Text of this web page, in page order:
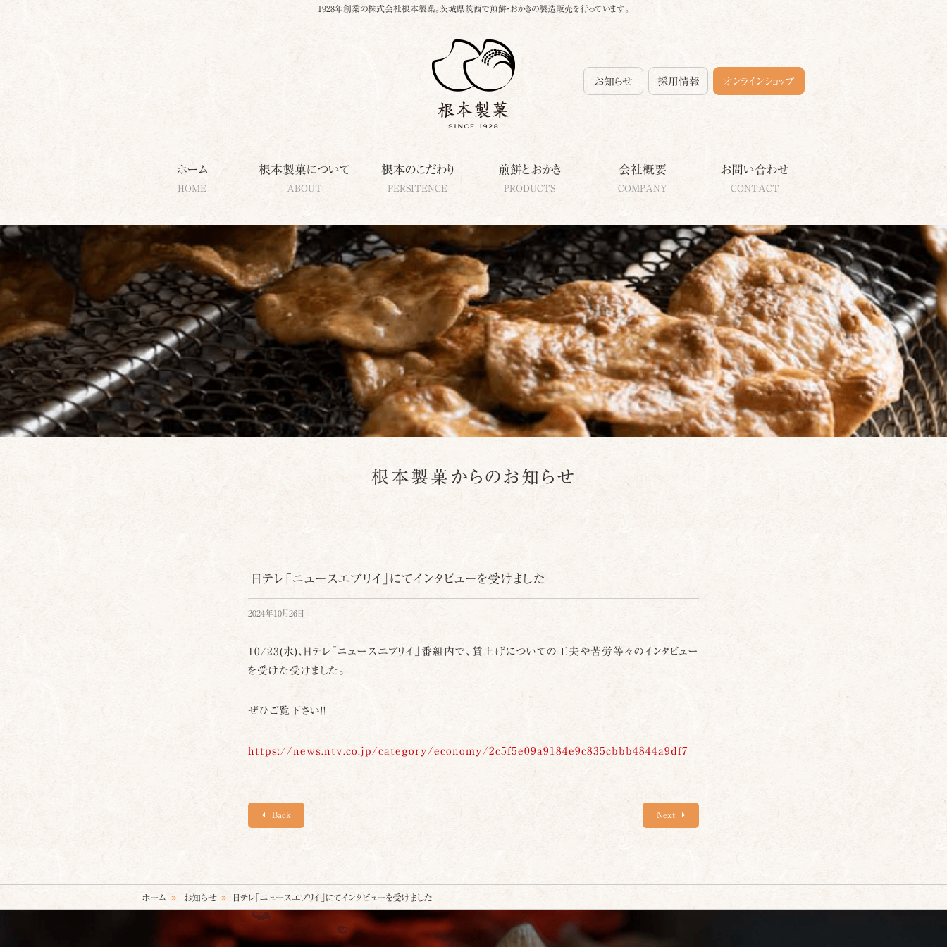
1928年創業の株式会社根本製菓。茨城県筑西で煎餅・おかきの製造販売を行っています。
お知らせ 採用情報 オンラインショップ
テ
ン
へ
ス
キ
ッ
プ
ホーム
HOME
根本製菓について
ABOUT
根本のこだわり
PERSITENCE
煎餅とおかき
PRODUCTS
会社概要
COMPANY
お問い合わせ
CONTACT
根本製菓からのお知らせ
日テレ「ニュースエブリイ」にてインタビューを受けました
2024年10月26日
10/23(水)、日テレ「ニュースエブリイ」番組内で、賃上げについての工夫や苦労等々のインタビュー
を受けた受けました。
ぜひご覧下さい!!
https://news.ntv.co.jp/category/economy/2c5f5e09a9184e9c835cbbb4844a9df7
Back Next
ホーム お知らせ 日テレ「ニュースエブリイ」にてインタビューを受けました